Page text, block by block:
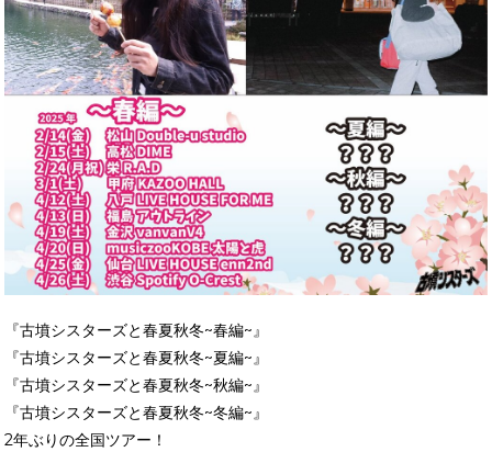
『古墳シスターズと春夏秋冬~春編~』
『古墳シスターズと春夏秋冬~夏編~』
『古墳シスターズと春夏秋冬~秋編~』
『古墳シスターズと春夏秋冬~冬編~』
2年ぶりの全国ツアー！